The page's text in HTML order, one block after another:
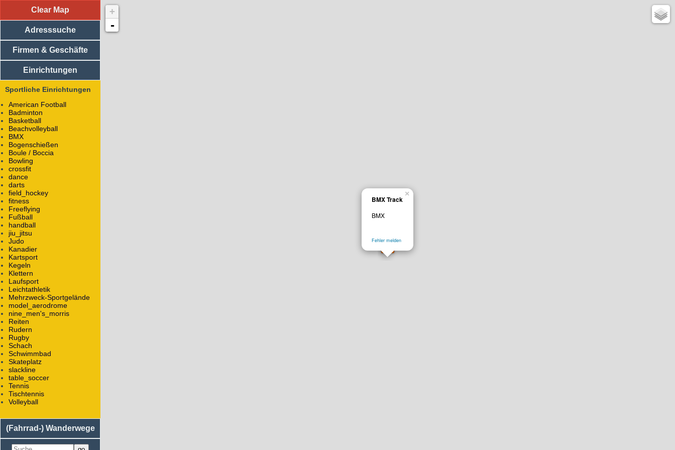
Adresssuche
Vereine
Medizinische Einrichtungen
Religiöse Einrichtungen
Sportliche Einrichtungen
BMX Track
Alle Objekte mit dem Namen
Soziale Einrichtungen
Einkaufsläden
Handwerker / Dienstleister
Firmen
Bildungseinrichtungen
Essen
Unterkunft
Regierung / Behörden
(Rad-/Ski-/Reit-) Wanderwege
Clear Map
Adresssuche
Firmen & Geschäfte
Einrichtungen
Sportliche Einrichtungen
American Football
Badminton
Basketball
Beachvolleyball
BMX
Bogenschießen
Boule / Boccia
Bowling
crossfit
dance
darts
field_hockey
fitness
Freeflying
Fußball
handball
jiu_jitsu
Judo
Kanadier
Kartsport
Kegeln
Klettern
Laufsport
Leichtathletik
Mehrzweck-Sportgelände
model_aerodrome
nine_men's_morris
Reiten
Rudern
Rugby
Schach
Schwimmbad
Skateplatz
slackline
table_soccer
Tennis
Tischtennis
Volleyball
(Fahrrad-) Wanderwege
×
BMX Track
BMX
Fehler melden
+
-